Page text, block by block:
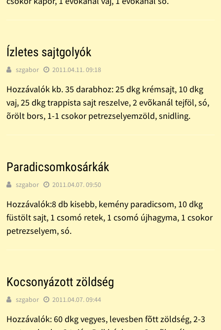
Ízletes sajtgolyók
szgabor 2011.04.11. 09:18
Hozzávalók kb. 35 darabhoz: 25 dkg krémsajt, 10 dkg
vaj, 25 dkg trappista sajt reszelve, 2 evõkanál tejföl, só,
õrölt bors, 1-1 csokor petrezselyemzöld, snidling.
Paradicsomkosárkák
szgabor 2011.04.07. 09:50
Hozzávalók:8 db kisebb, kemény paradicsom, 10 dkg
füstölt sajt, 1 csomó retek, 1 csomó újhagyma, 1 csokor
petrezselyem, só.
Kocsonyázott zöldség
szgabor 2011.04.07. 09:44
Hozzávalók: 60 dkg vegyes, levesben fõtt zöldség, 2-3